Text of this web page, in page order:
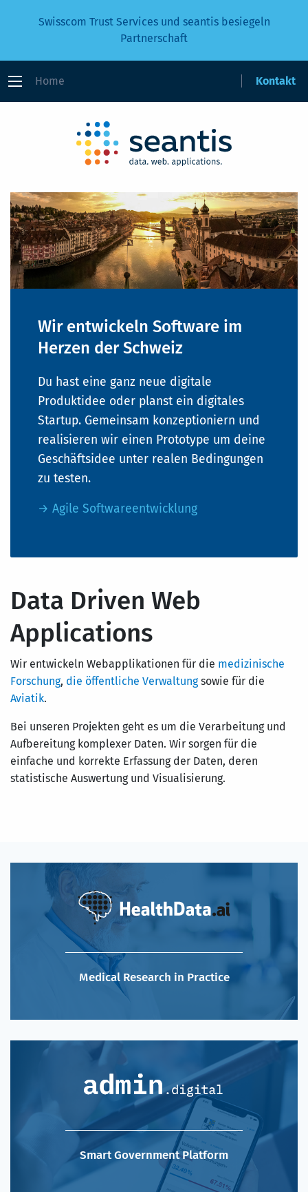
Swisscom Trust Services und seantis besiegeln
Partnerschaft
Home Kontakt
Wir entwickeln Software im
Herzen der Schweiz
Du hast eine ganz neue digitale
Produktidee oder planst ein digitales
Startup. Gemeinsam konzeptioniern und
realisieren wir einen Prototype um deine
Geschäftsidee unter realen Bedingungen
zu testen.
→ Agile Softwareentwicklung
Data Driven Web
Applications
Wir entwickeln Webapplikationen für die medizinische
Forschung, die öffentliche Verwaltungsowie für die
Aviatik.
Bei unseren Projekten geht es um die Verarbeitung und
Aufbereitung komplexer Daten. Wir sorgen für die
einfache und korrekte Erfassung der Daten, deren
statistische Auswertung und Visualisierung.
Medical Research in Practice
Smart Government Platform